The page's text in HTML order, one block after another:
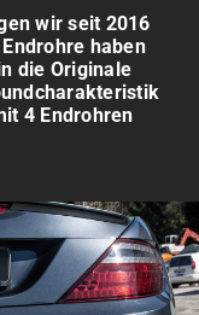
wir seit 2016
haben
die Originale
4 Endrohren